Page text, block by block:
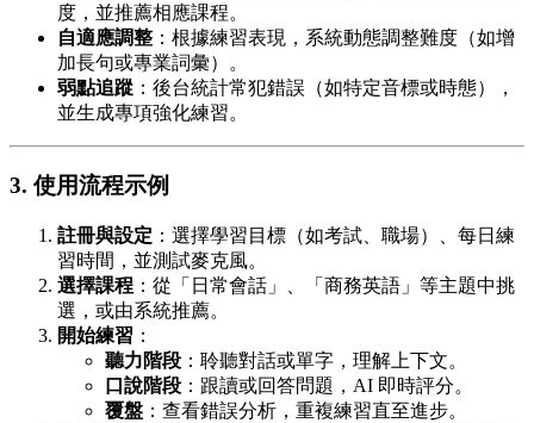
度，並推薦相應課程。
自適應調整 ：根據練習表現，系統動態調整難度（如增
加長句或專業詞彙）。
弱點追蹤 ：後台統計常犯錯誤（如特定音標或時態），
並生成專項強化練習。
3. 使用流程示例
註冊與設定 ：選擇學習目標（如考試、職場）、每日練
習時間，並測試麥克風。
選擇課程 ：從「日常會話」、「商務英語」等主題中挑
選，或由系統推薦。
開始練習 ：
聽力階段 ：聆聽對話或單字，理解上下文。
口說階段 ：跟讀或回答問題，AI 即時評分。
覆盤 ：查看錯誤分析，重複練習直至進步。